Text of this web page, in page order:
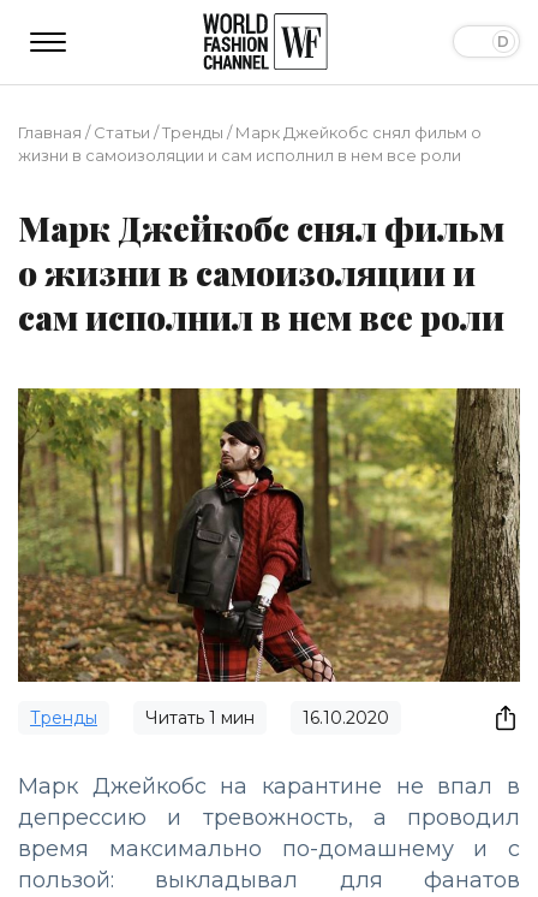
Главная /Статьи /Тренды /Марк Джейкобс снял фильм о
жизни в самоизоляции и сам исполнил в нем все роли
Марк Джейкобс снял фильм
о жизни в самоизоляции и
сам исполнил в нем все роли
Тренды Читать 1 мин 16.10.2020
Марк Джейкобс на карантине не впал в
депрессию и тревожность, а проводил
время максимально по-домашнему и с
пользой: выкладывал для фанатов